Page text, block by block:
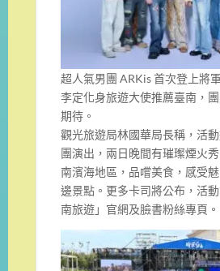
超人氣男團 ARKis 首次登上將
李定化身旅遊大使推薦臺南，
期待。
觀光旅遊局林國華局長稱，活
團演出，兩日晚間有璀璨煙火
南濱海地區，品嚐美食，感受
邊景點。更多卡司將公布，活
南旅遊」官網及臉書粉絲專頁。